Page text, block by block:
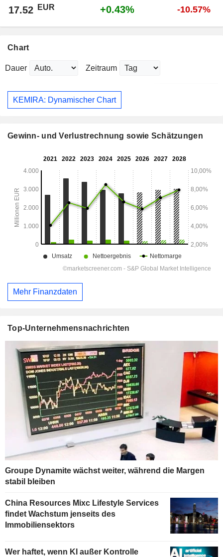
17.52 EUR +0.43% -10.57%
Chart
Dauer Zeitraum
KEMIRA: Dynamischer Chart
Gewinn- und Verlustrechnung sowie Schätzungen
Mehr Finanzdaten
Top-Unternehmensnachrichten
Groupe Dynamite wächst weiter, während die Margen
stabil bleiben
China Resources Mixc Lifestyle Services
findet Wachstum jenseits des
Immobiliensektors
Wer haftet, wenn KI außer Kontrolle